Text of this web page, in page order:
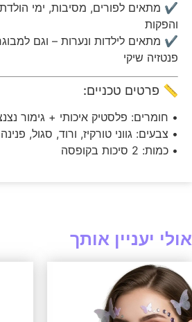
✔ מתאים לפורים, מסיבות, ימי
והפקות
✔ מתאים לילדות ונערות – וגם
פנטזיה שיקי
📏 פרטים טכניים:
• חומרים: פלסטיק איכותי + גימור
• צבעים: גווני טורקיז, ורוד, סגול, פנינה
• כמות: 2 סיכות בקופסה
אולי יעניין אותך